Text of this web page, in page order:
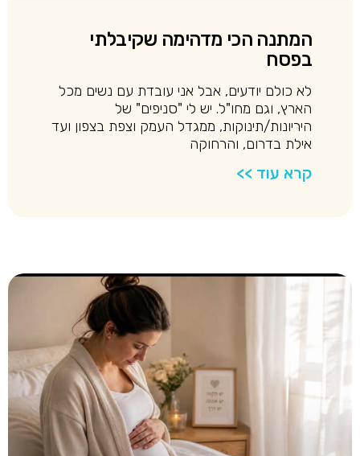
המתנה הכי מדהימה שקיבלתי
בפסח
לא כולם יודעים, אבל אני עובדת עם נשים מכל
הארץ, וגם מחו"ל. יש לי "סניפים" של
היריונות/תינוקות, ממגדל העמק וצפת בצפון ועד
אילת בדרום, והרחוקה
קרא עוד >>